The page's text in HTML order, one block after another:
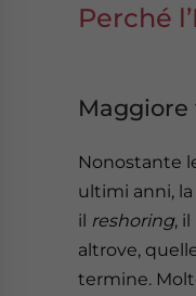
Perché
Nonostante
ultimi anni, la
il reshoring, il
altrove,
termine.